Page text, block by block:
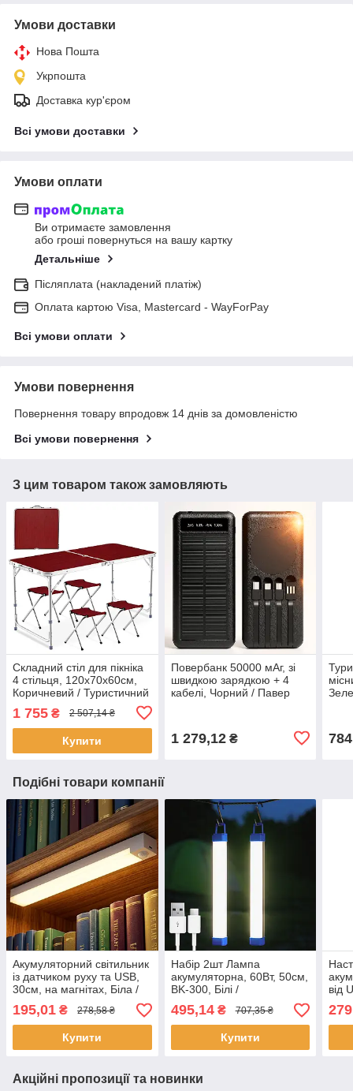
Умови доставки
Нова Пошта
Укрпошта
Доставка кур'єром
Всі умови доставки
Умови оплати
Ви отримаєте замовлення
або гроші повернуться на вашу картку
Детальніше
Післяплата (накладений платіж)
Оплата картою Visa, Mastercard - WayForPay
Всі умови оплати
Умови повернення
Повернення товару впродовж 14 днів за домовленістю
Всі умови повернення
З цим товаром також замовляють
Складний стіл для пікніка
4 стільця, 120х70х60см,
Коричневий / Туристичний
стіл розкладний / Стіл для
кемпінгу
1 755 ₴ 2 507,14 ₴
Купити
Повербанк 50000 мАг, зі
швидкою зарядкою + 4
кабелі, Чорний / Павер
1 279,12₴
Подібні товари компанії
Акумуляторний світильник
із датчиком руху та USB,
30см, на магнітах, Біла /
Ручна LED лампа на
акумуляторі
195,01 ₴ 278,58 ₴
Купити
Набір 2шт Лампа
акумуляторна, 60Вт, 50см,
BK-300, Білі /
Світлодіодний ліхтар з
магнітом і гачком
495,14₴ 707,35 ₴
Купити
від
279
Акційні пропозиції та новинки